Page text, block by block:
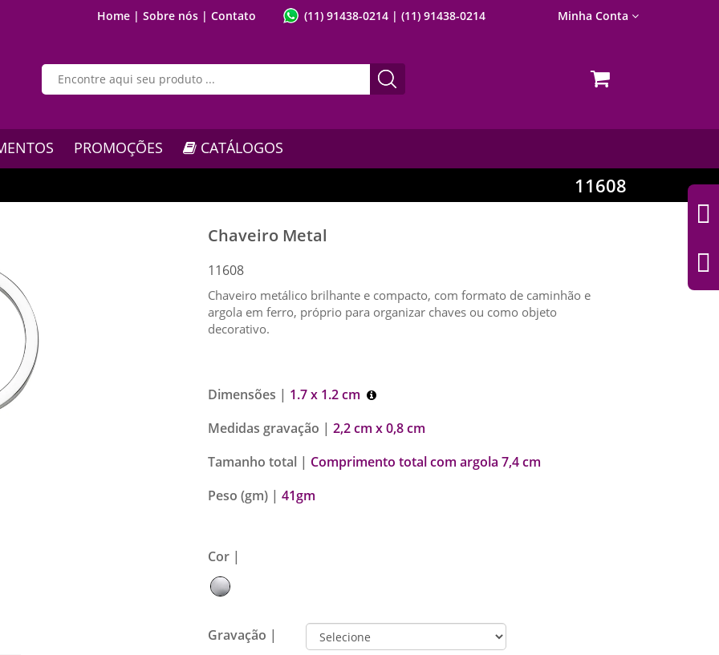
Home | Sobre nós | Contato (11) 91438-0214 | (11) 91438-0214 Minha Conta
PROMOÇÕES CATÁLOGOS
11608
Chaveiro Metal
11608
Chaveiro metálico brilhante e compacto, com formato de caminhão e
argola em ferro, próprio para organizar chaves ou como objeto
decorativo.
Dimensões | 1.7 x 1.2 cm
Medidas gravação | 2,2 cm x 0,8 cm
Tamanho total | Comprimento total com argola 7,4 cm
Peso (gm) | 41gm
Cor |
Gravação |